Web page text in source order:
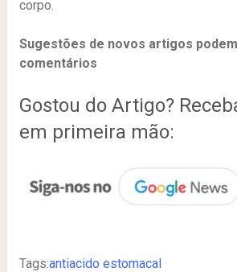
corpo.
Sugestões de novos artigos
comentários
Gostou do Artigo?
em primeira mão:
Tags:antiacido estomacal